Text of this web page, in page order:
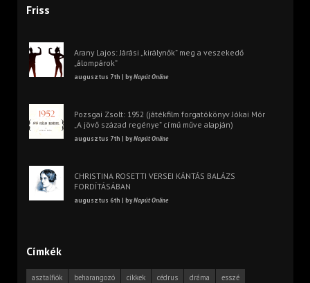
Friss
Arany Lajos: Járási „királynők” meg a veszekedő
„álompárok”
augusztus 7th | byNapút Online
Pozsgai Zsolt: 1952 (játékfilm forgatókönyv Jókai Mór
„A jövő század regénye” című műve alapján)
augusztus 7th | byNapút Online
CHRISTINA ROSETTI VERSEI KÁNTÁS BALÁZS
FORDÍTÁSÁBAN
augusztus 6th | byNapút Online
Címkék
asztalfiók beharangozó cikkek cédrus dráma
esszé